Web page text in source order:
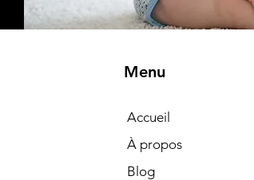
Menu
Accueil
À propos
Blog